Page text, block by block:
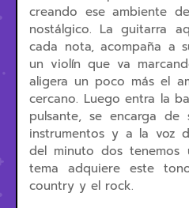
creando ese ambiente
nostálgico. La guitarra
cada nota, acompaña a
un violín que va
aligera un poco más el
cercano. Luego entra la
pulsante, se encarga
instrumentos y a la voz
del minuto dos tenemos
tema adquiere este
country y el rock.